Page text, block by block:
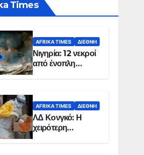
Times
AFRIKA TIMES ΔΙΕΘΝΉ
Νιγηρία: 12 νεκροί
από ένοπλη
επίθεση σε χωριό
AFRIKA TIMES ΔΙΕΘΝΉ
ΛΔ Κονγκό: Η
χειρότερη
επιδημία Έμπολα